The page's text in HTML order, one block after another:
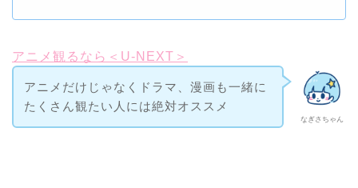
アニメ観るなら＜U-NEXT＞
なぎさちゃん
アニメだけじゃなくドラマ、漫画も一緒に
たくさん観たい人には絶対オススメ